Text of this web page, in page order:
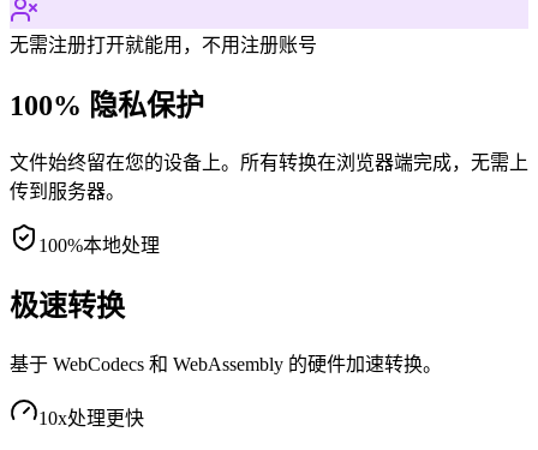
无需注册打开就能用，不用注册账号
100% 隐私保护
文件始终留在您的设备上。所有转换在浏览器端完成，无需上
传到服务器。
100%本地处理
极速转换
基于 WebCodecs 和 WebAssembly 的硬件加速转换。
10x处理更快